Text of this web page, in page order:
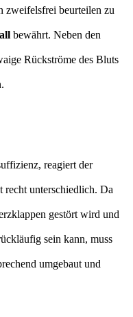
zweifelsfrei beurteilen zu
bewährt. Neben den
Rückströme des Bluts
reagiert der
recht unterschiedlich. Da
gestört wird und
sein kann, muss
umgebaut und